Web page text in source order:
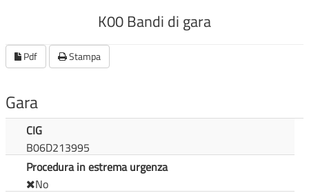
K00 Bandi di gara
Pdf Stampa
Gara
CIG
B06D213995
Procedura in estrema urgenza
No